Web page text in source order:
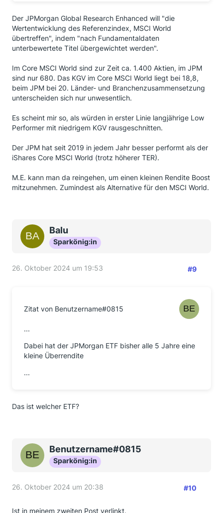
Auch der Ausschluss von Hypes könnte eine
Mehrrendite bringen, nicht nur das Suchen nach
Unterbewertungen.
Die Idee dieser aktiven ETFs ist es ja nicht, groß vom
Markt abzuweichen, sondern kleine
Einzeloptimierungen vorzunehmen. Auch ein paar mal
0,x% Abweichung, mit denen man öfter richtig als
falsch liegt, summieren sich.
perfekt ist, dass man wirklich nichts durch kleine
Optimierung gewinnen kann?
Diese ETF-Anbieter sind ja keine Kleinanleger,
sondern JPMorgan, Blackrock oder Fidelity.
Edit: Hier mal der ETF mit dem glaube ich längsten
Trackrecord.
Der JPMorgan Global Research Enhanced will "die
Wertentwicklung des Referenzindex, MSCI World
übertreffen", indem "nach Fundamentaldaten
unterbewertete Titel übergewichtet werden".
Im Core MSCI World sind zur Zeit ca. 1.400 Aktien, im JPM
sind nur 680. Das KGV im Core MSCI World liegt bei 18,8,
beim JPM bei 20. Länder- und Branchenzusammensetzung
unterscheiden sich nur unwesentlich.
Es scheint mir so, als würden in erster Linie langjährige Low
Performer mit niedrigem KGV rausgeschnitten.
Der JPM hat seit 2019 in jedem Jahr besser performt als der
iShares Core MSCI World (trotz höherer TER).
M.E. kann man da reingehen, um einen kleinen Rendite Boost
mitzunehmen. Zumindest als Alternative für den MSCI World.
Balu
Sparkönig:in
26. Oktober 2024 um 19:53 #9
Zitat von Benutzername#0815
...
Dabei hat der JPMorgan ETF bisher alle 5 Jahre eine
kleine Überrendite
...
Das ist welcher ETF?
Benutzername#0815
Sparkönig:in
26. Oktober 2024 um 20:38 #10
Ist in meinem zweiten Post verlinkt.